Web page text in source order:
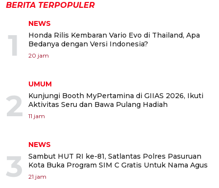
BERITA TERPOPULER
1
NEWS
Honda Rilis Kembaran Vario Evo di Thailand, Apa
Bedanya dengan Versi Indonesia?
20 jam
2
UMUM
Kunjungi Booth MyPertamina di GIIAS 2026, Ikuti
Aktivitas Seru dan Bawa Pulang Hadiah
11 jam
3
NEWS
Sambut HUT RI ke-81, Satlantas Polres Pasuruan
Kota Buka Program SIM C Gratis Untuk Nama Agus
21 jam